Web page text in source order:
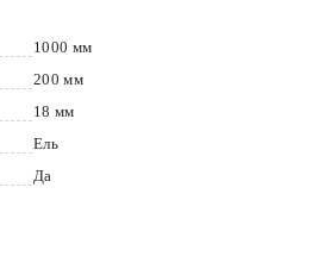
1000 мм
200 мм
18 мм
Ель
Да